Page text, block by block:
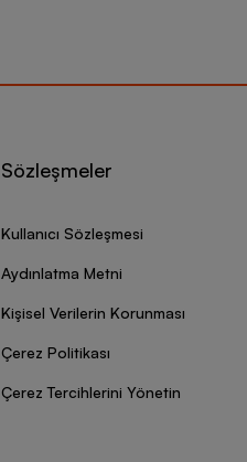
Sözleşmeler
Kullanıcı Sözleşmesi
Aydınlatma Metni
Kişisel Verilerin Korunması
Çerez Politikası
Çerez Tercihlerini Yönetin